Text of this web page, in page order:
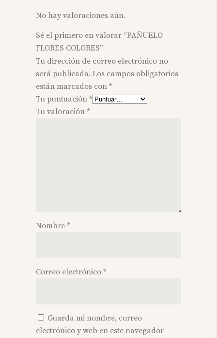
No hay valoraciones aún.
Sé el primero en valorar “PAÑUELO
FLORES COLORES”
Tu dirección de correo electrónico no
será publicada. Los campos obligatorios
están marcados con *
Tu puntuación *
Tu valoración *
Nombre *
Correo electrónico *
Guarda mi nombre, correo
electrónico y web en este navegador